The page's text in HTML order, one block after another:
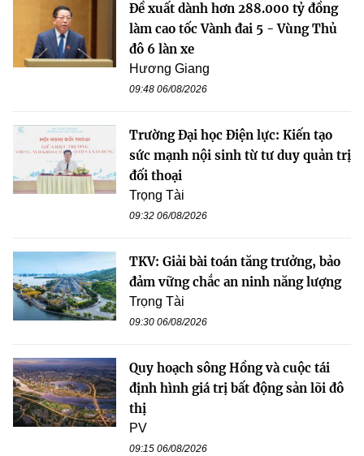
Đề xuất dành hơn 288.000 tỷ đồng
làm cao tốc Vành đai 5 - Vùng Thủ
đô 6 làn xe
Hương Giang
09:48 06/08/2026
Trường Đại học Điện lực: Kiến tạo
sức mạnh nội sinh từ tư duy quản trị
đối thoại
Trọng Tài
09:32 06/08/2026
TKV: Giải bài toán tăng trưởng, bảo
đảm vững chắc an ninh năng lượng
Trọng Tài
09:30 06/08/2026
Quy hoạch sông Hồng và cuộc tái
định hình giá trị bất động sản lõi đô
thị
PV
09:15 06/08/2026